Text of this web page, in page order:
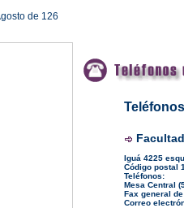
de 126
Iguá 4225
Código postal
Teléfonos:
Mesa Central
Fax general
Correo